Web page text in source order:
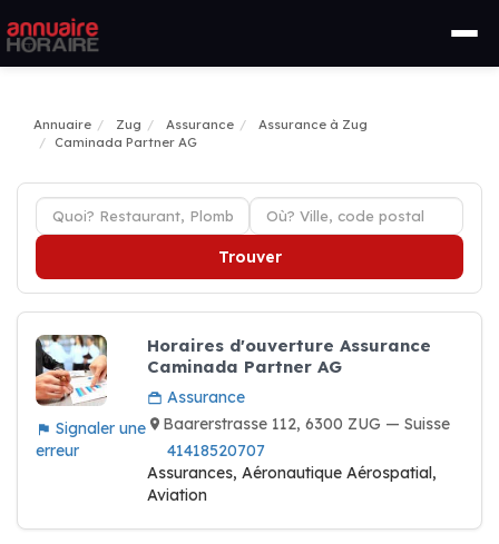
Annuaire Zug Assurance
Assurance à Zug
Caminada Partner AG
Trouver
Signaler une
erreur
Horaires d'ouverture Assurance
Caminada Partner AG
Assurance
Baarerstrasse 112, 6300 ZUG — Suisse
41418520707
Assurances, Aéronautique Aérospatial,
Aviation